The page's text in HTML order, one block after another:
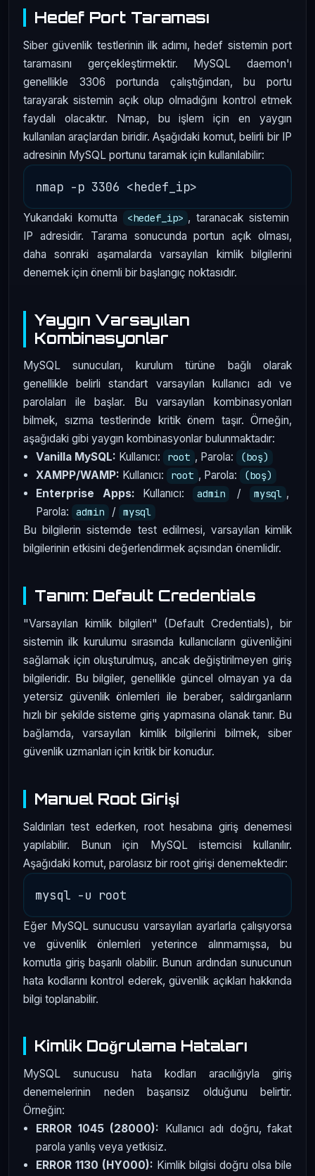
Hedef Port Taraması
Siber güvenlik testlerinin ilk adımı, hedef sistemin port
taramasını gerçekleştirmektir. MySQL daemon'ı
genellikle 3306 portunda çalıştığından, bu portu
tarayarak sistemin açık olup olmadığını kontrol etmek
faydalı olacaktır. Nmap, bu işlem için en yaygın
kullanılan araçlardan biridir. Aşağıdaki komut, belirli bir IP
adresinin MySQL portunu taramak için kullanılabilir:
Yukarıdaki komutta <hedef_ip> , taranacak sistemin
IP adresidir. Tarama sonucunda portun açık olması,
daha sonraki aşamalarda varsayılan kimlik bilgilerini
denemek için önemli bir başlangıç noktasıdır.
Yaygın Varsayılan
Kombinasyonlar
MySQL sunucuları, kurulum türüne bağlı olarak
genellikle belirli standart varsayılan kullanıcı adı ve
parolaları ile başlar. Bu varsayılan kombinasyonları
bilmek, sızma testlerinde kritik önem taşır. Örneğin,
aşağıdaki gibi yaygın kombinasyonlar bulunmaktadır:
Vanilla MySQL: Kullanıcı: root , Parola: (boş)
XAMPP/WAMP: Kullanıcı: root , Parola: (boş)
Enterprise Apps: Kullanıcı: admin / mysql ,
Parola:
admin / mysql
Bu bilgilerin sistemde test edilmesi, varsayılan kimlik
bilgilerinin etkisini değerlendirmek açısından önemlidir.
Tanım: Default Credentials
"Varsayılan kimlik bilgileri" (Default Credentials), bir
sistemin ilk kurulumu sırasında kullanıcıların güvenliğini
sağlamak için oluşturulmuş, ancak değiştirilmeyen giriş
bilgileridir. Bu bilgiler, genellikle güncel olmayan ya da
yetersiz güvenlik önlemleri ile beraber, saldırganların
hızlı bir şekilde sisteme giriş yapmasına olanak tanır. Bu
bağlamda, varsayılan kimlik bilgilerini bilmek, siber
güvenlik uzmanları için kritik bir konudur.
Manuel Root Girişi
Saldırıları test ederken, root hesabına giriş denemesi
yapılabilir. Bunun için MySQL istemcisi kullanılır.
Aşağıdaki komut, parolasız bir root girişi denemektedir:
Eğer MySQL sunucusu varsayılan ayarlarla çalışıyorsa
ve güvenlik önlemleri yeterince alınmamışsa, bu
komutla giriş başarılı olabilir. Bunun ardından sunucunun
hata kodlarını kontrol ederek, güvenlik açıkları hakkında
bilgi toplanabilir.
Kimlik Doğrulama Hataları
MySQL sunucusu hata kodları aracılığıyla giriş
denemelerinin neden başarısız olduğunu belirtir.
Örneğin:
ERROR 1045 (28000): Kullanıcı adı doğru, fakat
parola yanlış veya yetkisiz.
ERROR 1130 (HY000): Kimlik bilgisi doğru olsa bile